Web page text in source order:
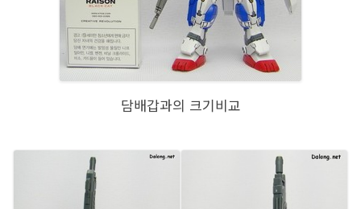
담배갑과의 크기비교